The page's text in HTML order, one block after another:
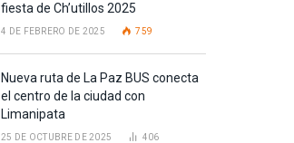
fiesta de Ch’utillos 2025
4 DE FEBRERO DE 2025 759
Nueva ruta de La Paz BUS conecta
el centro de la ciudad con
Limanipata
25 DE OCTUBRE DE 2025 406